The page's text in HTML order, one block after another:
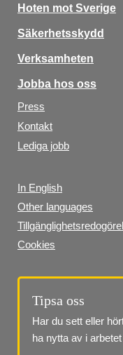
Hoten mot Sverige
Säkerhetsskydd
Verksamheten
Jobba hos oss
Press
Kontakt
Lediga jobb
In English
Other languages
Cookies
Tipsa oss
Har du sett eller
ha nytta av i